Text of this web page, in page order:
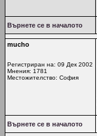
Върнете се в началото
mucho
Регистриран на: 09 Дек 2002
Мнения: 1781
Местожителство: София
Върнете се в началото